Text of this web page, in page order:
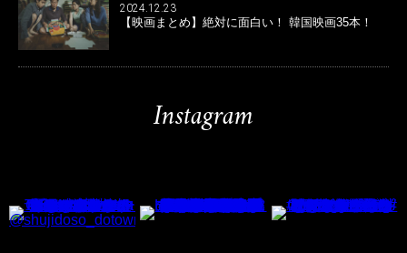
2024.12.23
【映画まとめ】絶対に面白い！ 韓国映画35本！
Instagram